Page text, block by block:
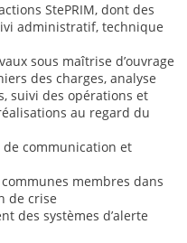
StePRIM, dont des
administratif, technique
sous maîtrise d’ouvrage
des charges, analyse
suivi des opérations et
au regard du
de communication et
communes membres dans
de crise
des systèmes d’alerte